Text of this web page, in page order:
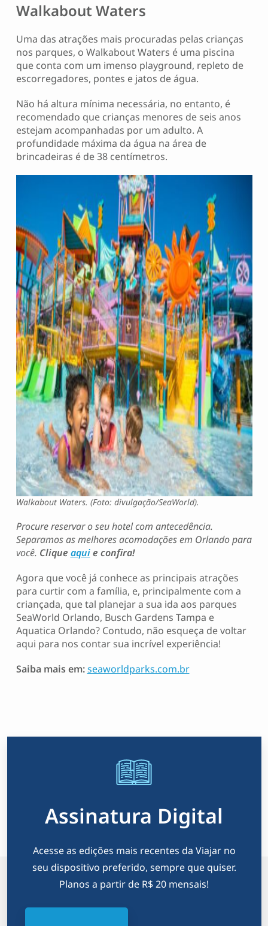
Walkabout Waters
Uma das atrações mais procuradas pelas crianças
nos parques, o Walkabout Waters é uma piscina
que conta com um imenso playground, repleto de
escorregadores, pontes e jatos de água.
Não há altura mínima necessária, no entanto, é
recomendado que crianças menores de seis anos
estejam acompanhadas por um adulto. A
profundidade máxima da água na área de
brincadeiras é de 38 centímetros.
Walkabout Waters. (Foto: divulgação/SeaWorld).
Procure reservar o seu hotel com antecedência.
Separamos as melhores acomodações em Orlando para
você. Clique aquie confira!
Agora que você já conhece as principais atrações
para curtir com a família, e, principalmente com a
criançada, que tal planejar a sua ida aos parques
SeaWorld Orlando, Busch Gardens Tampa e
Aquatica Orlando? Contudo, não esqueça de voltar
aqui para nos contar sua incrível experiência!
Saiba mais em: seaworldparks.com.br
Assinatura Digital
Acesse as edições mais recentes da Viajar no
seu dispositivo preferido, sempre que quiser.
Planos a partir de R$ 20 mensais!